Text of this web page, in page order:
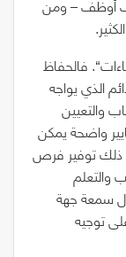
“. فالحفاظ
الذي يواجه
والتعيين
واضحة يمكن
ذلك توفير فرص
والتعلم
سمعة جهة
توجيه